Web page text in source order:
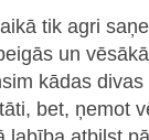
tik agri
un
kādas
bet, ņemot